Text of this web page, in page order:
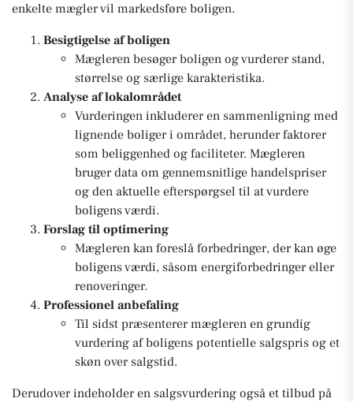
enkelte mægler vil markedsføre boligen.
Besigtigelse af boligen
Mægleren besøger boligen og vurderer stand,
størrelse og særlige karakteristika.
Analyse af lokalområdet
Vurderingen inkluderer en sammenligning med
lignende boliger i området, herunder faktorer
som beliggenhed og faciliteter. Mægleren
bruger data om gennemsnitlige handelspriser
og den aktuelle efterspørgsel til at vurdere
boligens værdi.
Forslag til optimering
Mægleren kan foreslå forbedringer, der kan øge
boligens værdi, såsom energiforbedringer eller
renoveringer.
Professionel anbefaling
Til sidst præsenterer mægleren en grundig
vurdering af boligens potentielle salgspris og et
skøn over salgstid.
Derudover indeholder en salgsvurdering også et tilbud på